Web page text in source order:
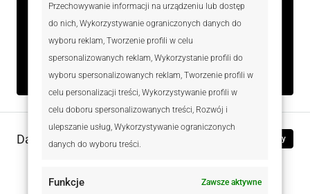
Przechowywanie informacji na urządzeniu lub dostęp
do nich, Wykorzystywanie ograniczonych danych do
wyboru reklam, Tworzenie profili w celu
spersonalizowanych reklam, Wykorzystanie profili do
wyboru spersonalizowanych reklam, Tworzenie profili w
celu personalizacji treści, Wykorzystywanie profili w
celu doboru spersonalizowanych treści, Rozwój i
ulepszanie usług, Wykorzystywanie ograniczonych
danych do wyboru treści.
Funkcje Zawsze aktywne
Nieruchomości
mieszkaniowe
Rodzaj Na sprzedaż
Dane kontaktowe Zobacz oferty